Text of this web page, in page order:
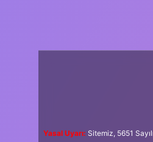
Yasal Uyarı: Sitemiz, 5651